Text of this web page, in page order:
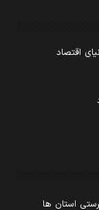
اقتصاد
استان ها